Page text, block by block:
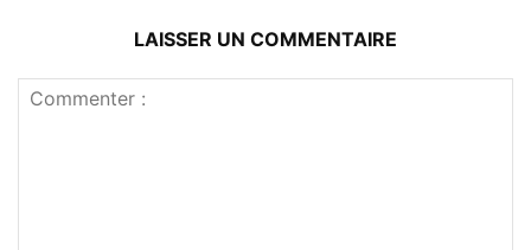
LAISSER UN COMMENTAIRE